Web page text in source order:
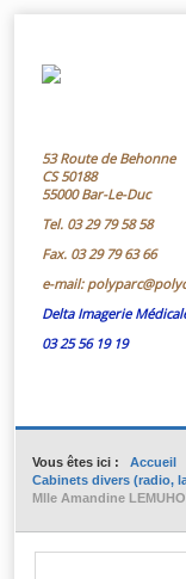
53 Route de Behonne
CS 50188
55000 Bar-Le-Duc
Tel. 03 29 79 58 58
Fax. 03 29 79 63 66
e-mail:
Delta Imagerie
03 25 56 19 19
Vous êtes ici : Accueil
Cabinets divers (radio,
Mlle Amandine